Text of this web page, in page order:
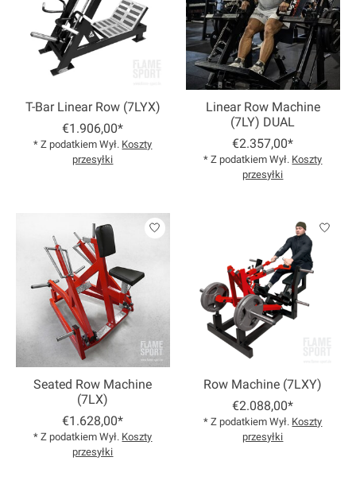
T-Bar Linear Row (7LYX)
€1.906,00*
* Z podatkiem Wył. Koszty
przesyłki
Linear Row Machine
(7LY) DUAL
€2.357,00*
* Z podatkiem Wył. Koszty
przesyłki
Seated Row Machine
(7LX)
€1.628,00*
* Z podatkiem Wył. Koszty
przesyłki
Row Machine (7LXY)
€2.088,00*
* Z podatkiem Wył. Koszty
przesyłki